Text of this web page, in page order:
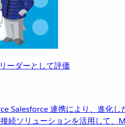
ーダーとして評価
Salesforce 連携により、進化し
続ソリューションを活用して、